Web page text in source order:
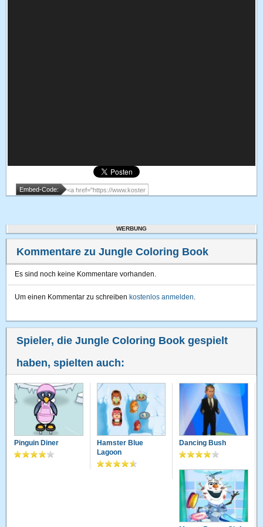
Embed-Code:
WERBUNG
Kommentare zu Jungle Coloring Book
Es sind noch keine Kommentare vorhanden.
Um einen Kommentar zu schreiben kostenlos anmelden.
Spieler, die Jungle Coloring Book gespielt
haben, spielten auch:
Pinguin Diner
Hamster Blue
Lagoon
Dancing Bush